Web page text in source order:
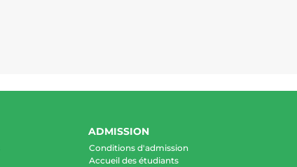
ADMISSION
Conditions d'admission
Accueil des étudiants